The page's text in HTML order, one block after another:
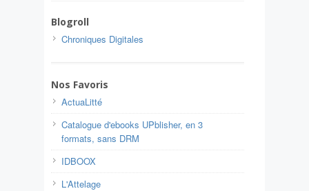
Blogroll
Chroniques Digitales
Nos Favoris
ActuaLitté
Catalogue d'ebooks UPblisher, en 3
formats, sans DRM
IDBOOX
L'Attelage